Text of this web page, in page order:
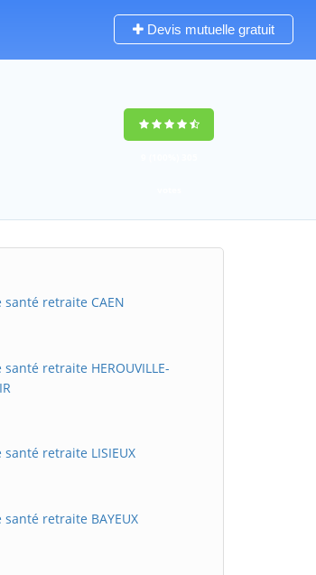
Devis mutuelle gratuit
retraite CAEN
retraite HEROUVILLE-
retraite LISIEUX
retraite BAYEUX